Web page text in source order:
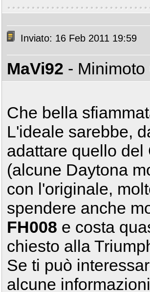
Inviato: 16 Feb 2011 19:59
MaVi92 - Minimoto
Che bella
L'ideale sarebbe,
adattare quello
(alcune Daytona
con l'originale,
spendere anche
FH008 e costa
chiesto alla
Se ti può
alcune